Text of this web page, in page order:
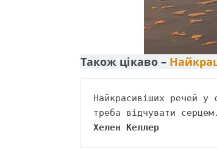
Також цікаво –
Найкрасивіших речей
треба відчувати серцем.
Хелен Келлер